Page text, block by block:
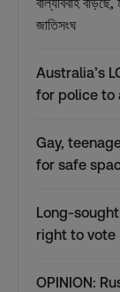
জাতিসংঘ
Australia’s
for police to
Gay,
for safe
Long-
right to vote
OPINION: